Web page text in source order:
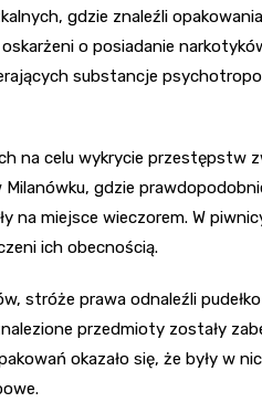
gdzie znaleźli
o posiadanie
substancje
na celu wykrycie przestępstw
gdzie
na miejsce wieczorem. W
ich obecnością.
stróże prawa odnaleźli
przedmioty zostały
okazało się, że były w